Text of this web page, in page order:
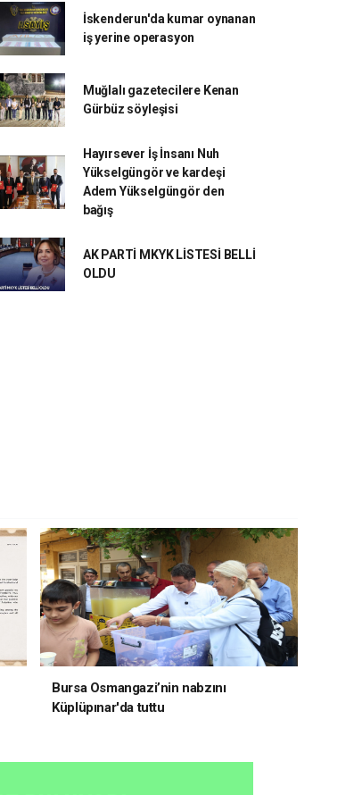
İskenderun'da kumar oynanan
iş yerine operasyon
Muğlalı gazetecilere Kenan
Gürbüz söyleşisi
Hayırsever İş İnsanı Nuh
Yükselgüngör ve kardeşi
Adem Yükselgüngör den
bağış
AK PARTİ MKYK LİSTESİ BELLİ
OLDU
Bursa Osmangazi’nin nabzını
Küplüpınar'da tuttu